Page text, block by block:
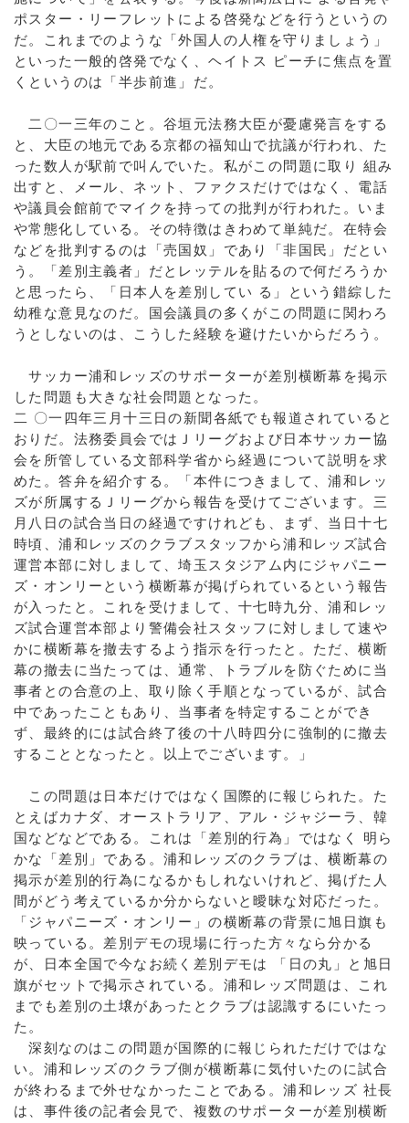
ポスター・リーフレットによる啓発などを行うというの
だ。これまでのような「外国人の人権を守りましょう」
といった一般的啓発でなく、ヘイトス ピーチに焦点を置
くというのは「半歩前進」だ。
二〇一三年のこと。谷垣元法務大臣が憂慮発言をする
と、大臣の地元である京都の福知山で抗議が行われ、た
った数人が駅前で叫んでいた。私がこの問題に取り 組み
出すと、メール、ネット、ファクスだけではなく、電話
や議員会館前でマイクを持っての批判が行われた。いま
や常態化している。その特徴はきわめて単純だ。在特会
などを批判するのは「売国奴」であり「非国民」だとい
う。「差別主義者」だとレッテルを貼るので何だろうか
と思ったら、「日本人を差別してい る」という錯綜した
幼稚な意見なのだ。国会議員の多くがこの問題に関わろ
うとしないのは、こうした経験を避けたいからだろう。
サッカー浦和レッズのサポーターが差別横断幕を掲示
した問題も大きな社会問題となった。
二 〇一四年三月十三日の新聞各紙でも報道されていると
おりだ。法務委員会ではＪリーグおよび日本サッカー協
会を所管している文部科学省から経過について説明を求
めた。答弁を紹介する。「本件につきまして、浦和レッ
ズが所属するＪリーグから報告を受けてございます。三
月八日の試合当日の経過ですけれども、まず、当日十七
時頃、浦和レッズのクラブスタッフから浦和レッズ試合
運営本部に対しまして、埼玉スタジアム内にジャパニー
ズ・オンリーという横断幕が掲げられているという報告
が入ったと。これを受けまして、十七時九分、浦和レッ
ズ試合運営本部より警備会社スタッフに対しまして速や
かに横断幕を撤去するよう指示を行ったと。ただ、横断
幕の撤去に当たっては、通常、トラブルを防ぐために当
事者との合意の上、取り除く手順となっているが、試合
中であったこともあり、当事者を特定することができ
ず、最終的には試合終了後の十八時四分に強制的に撤去
することとなったと。以上でございます。」
この問題は日本だけではなく国際的に報じられた。た
とえばカナダ、オーストラリア、アル・ジャジーラ、韓
国などなどである。これは「差別的行為」ではなく 明ら
かな「差別」である。浦和レッズのクラブは、横断幕の
掲示が差別的行為になるかもしれないけれど、掲げた人
間がどう考えているか分からないと曖昧な対応だった。
「ジャパニーズ・オンリー」の横断幕の背景に旭日旗も
映っている。差別デモの現場に行った方々なら分かる
が、日本全国で今なお続く差別デモは 「日の丸」と旭日
旗がセットで掲示されている。浦和レッズ問題は、これ
までも差別の土壌があったとクラブは認識するにいたっ
た。
深刻なのはこの問題が国際的に報じられただけではな
い。浦和レッズのクラブ側が横断幕に気付いたのに試合
が終わるまで外せなかったことである。浦和レッズ 社長
は、事件後の記者会見で、複数のサポーターが差別横断